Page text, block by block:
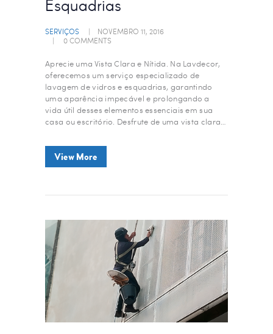
Esquadrias
SERVIÇOS
NOVEMBRO 11, 2016
0COMMENTS
Aprecie uma Vista Clara e Nítida. Na Lavdecor,
oferecemos um serviço especializado de
lavagem de vidros e esquadrias, garantindo
uma aparência impecável e prolongando a
vida útil desses elementos essenciais em sua
casa ou escritório. Desfrute de uma vista clara…
View More